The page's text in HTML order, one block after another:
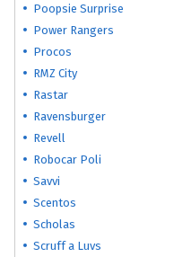
Poopsie Surprise
Power Rangers
Procos
RMZ City
Rastar
Ravensburger
Revell
Robocar Poli
Savvi
Scentos
Scholas
Scruff a Luvs